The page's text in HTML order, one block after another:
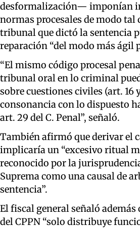
desformalización— imponían
normas procesales de modo tal
tribunal que dictó la sentencia
reparación “del modo más ágil
“El mismo código procesal
tribunal oral en lo criminal
sobre cuestiones civiles (art. 16
consonancia con lo dispuesto
art. 29 del C. Penal”, señaló.
También afirmó que derivar el
implicaría un “excesivo ritual
reconocido por la
Suprema como una causal de
sentencia”.
El fiscal general señaló además
del CPPN “solo distribuye